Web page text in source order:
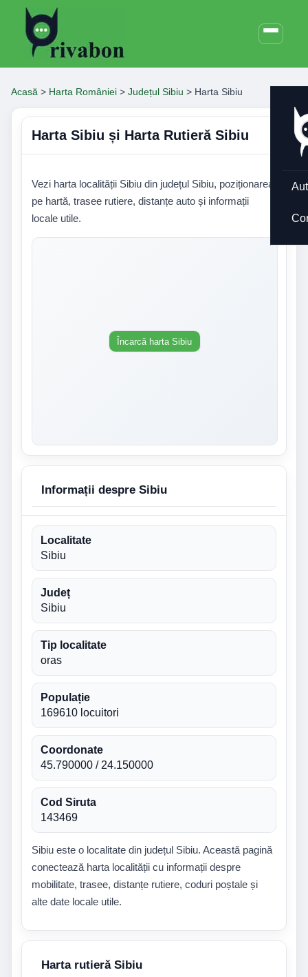
Acasă > Harta României > Județul Sibiu > Harta Sibiu
Harta Sibiu și Harta Rutieră Sibiu
Vezi harta localității Sibiu din județul Sibiu, poziționarea
pe hartă, trasee rutiere, distanțe auto și informații
locale utile.
Încarcă harta Sibiu
Informații despre Sibiu
Localitate
Sibiu
Județ
Sibiu
Tip localitate
oras
Populație
169610 locuitori
Coordonate
45.790000 / 24.150000
Cod Siruta
143469
Sibiu este o localitate din județul Sibiu. Această pagină
conectează harta localității cu informații despre
mobilitate, trasee, distanțe rutiere, coduri poștale și
alte date locale utile.
Harta rutieră Sibiu